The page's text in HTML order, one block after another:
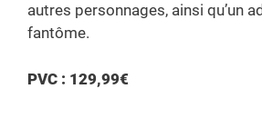
autres personnages, ainsi qu’un
fantôme.
PVC : 129,99€